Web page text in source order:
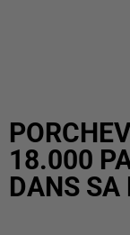
18.000
DANS SA